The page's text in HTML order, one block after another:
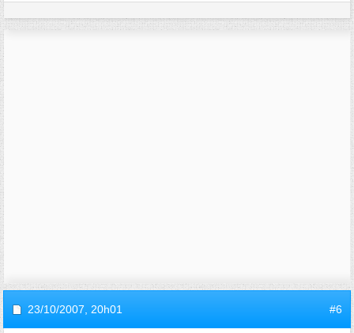
23/10/2007, 20h01 #6